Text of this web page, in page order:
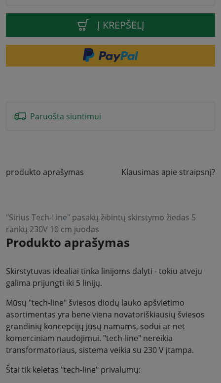
Į KREPŠELĮ
Paruošta siuntimui
produkto aprašymas Klausimas apie straipsnį?
"Sirius Tech-Line" pasakų žibintų skirstymo žiedas 5
rankų 230V 10 cm juodas
Produkto aprašymas
Skirstytuvas idealiai tinka linijoms dalyti - tokiu atveju
galima prijungti iki 5 linijų.
Mūsų "tech-line" šviesos diodų lauko apšvietimo
asortimentas yra bene viena novatoriškiausių šviesos
grandinių koncepcijų jūsų namams, sodui ar net
komerciniam naudojimui. "tech-line" nereikia
transformatoriaus, sistema veikia su 230 V įtampa.
Štai tik keletas "tech-line" privalumų: